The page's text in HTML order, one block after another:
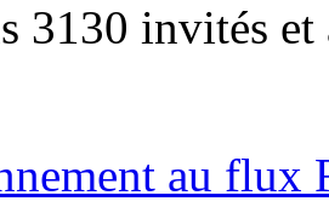
3130 invités
au flux